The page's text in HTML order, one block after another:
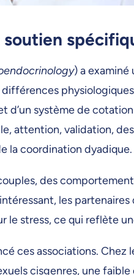
) a examiné
d’un système de
attention, validation,
la coordination dyadique.
des
les
le stress, ce qui reflète
ces associations. Chez
cisgenres, une